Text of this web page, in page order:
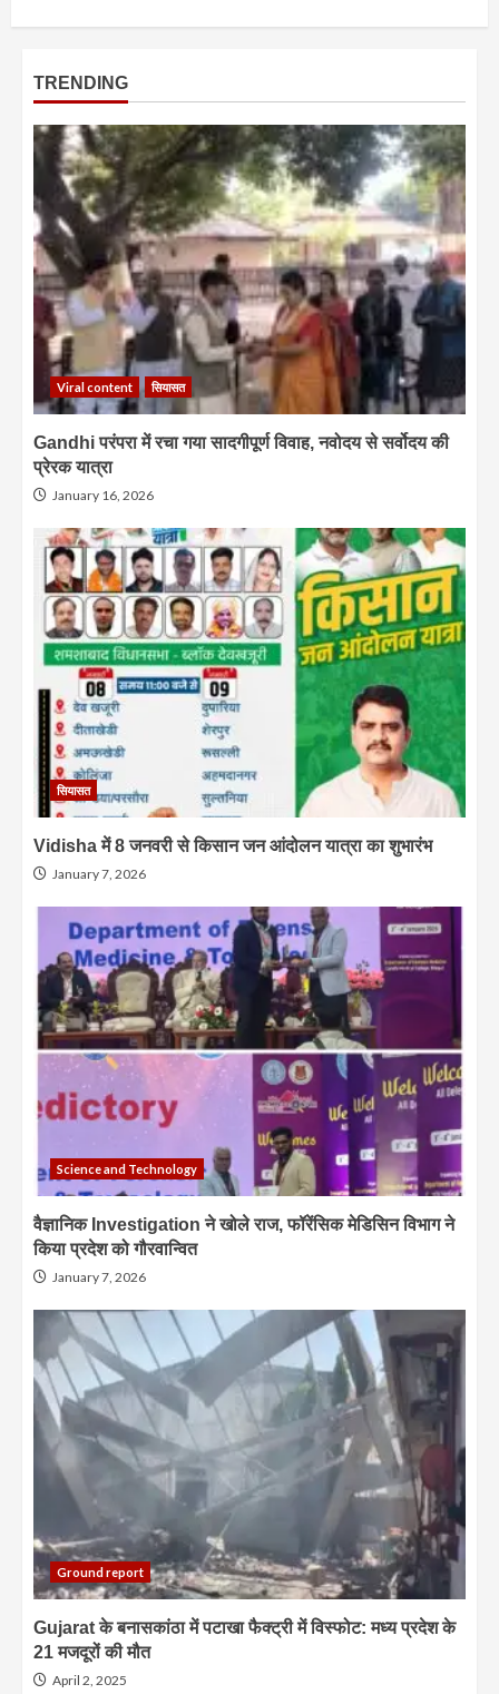
TRENDING
Viral content सियासत
Gandhi परंपरा में रचा गया सादगीपूर्ण विवाह, नवोदय से सर्वोदय की
प्रेरक यात्रा
January 16, 2026
सियासत
Vidisha में 8 जनवरी से किसान जन आंदोलन यात्रा का शुभारंभ
January 7, 2026
Science and Technology
वैज्ञानिक Investigation ने खोले राज, फॉरेंसिक मेडिसिन विभाग ने
किया प्रदेश को गौरवान्वित
January 7, 2026
Ground report
Gujarat के बनासकांठा में पटाखा फैक्ट्री में विस्फोट: मध्य प्रदेश के
21 मजदूरों की मौत
April 2, 2025